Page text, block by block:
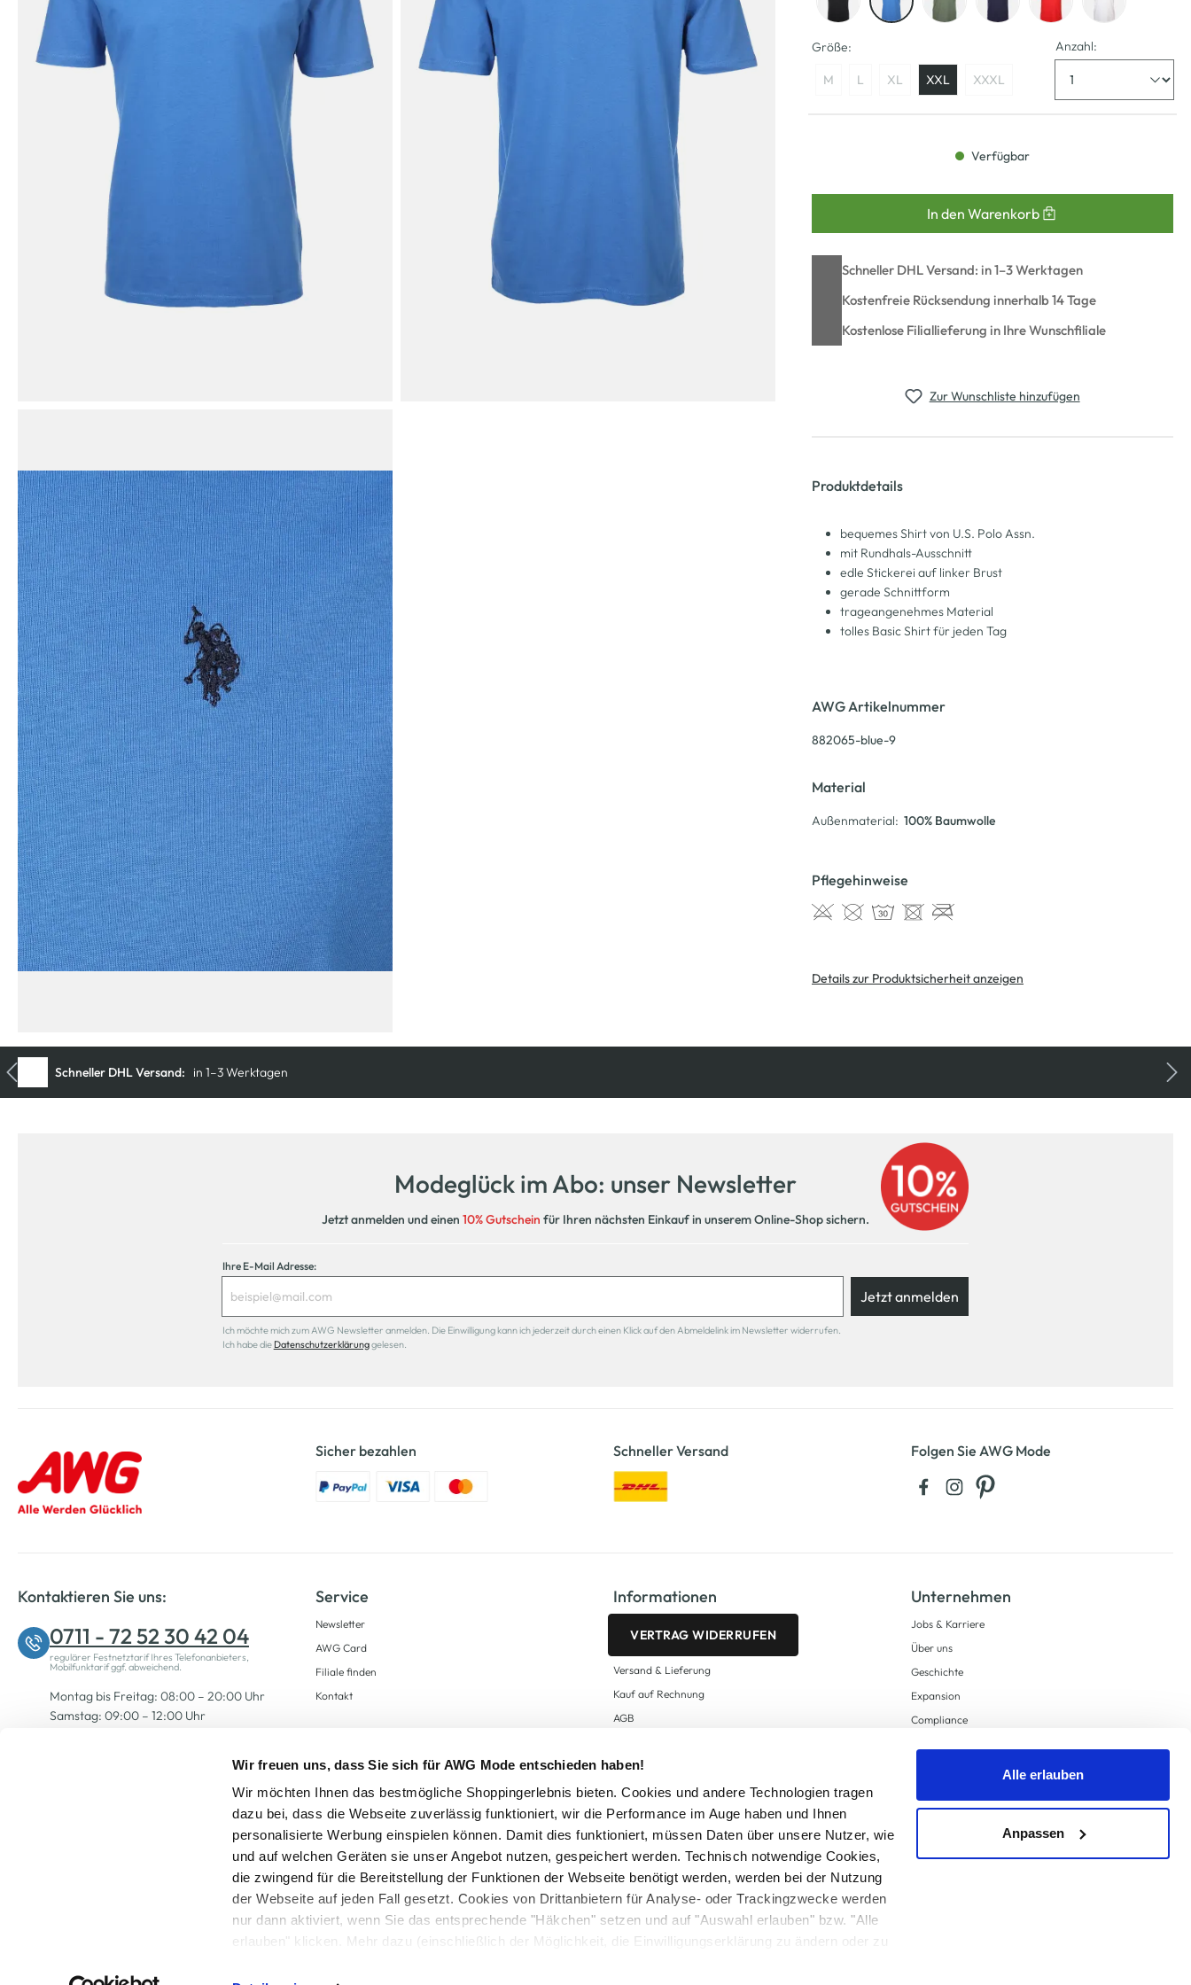
Wir freuen uns, dass Sie sich für AWG Mode entschieden haben!
Wir möchten Ihnen das bestmögliche Shoppingerlebnis bieten. Cookies und andere Technologien tragen
dazu bei, dass die Webseite zuverlässig funktioniert, wir die Performance im Auge haben und Ihnen
personalisierte Werbung einspielen können. Damit dies funktioniert, müssen Daten über unsere Nutzer, wie
und auf welchen Geräten sie unser Angebot nutzen, gespeichert werden. Technisch notwendige Cookies,
die zwingend für die Bereitstellung der Funktionen der Webseite benötigt werden, werden bei der Nutzung
der Webseite auf jeden Fall gesetzt. Cookies von Drittanbietern für Analyse- oder Trackingzwecke werden
nur dann aktiviert, wenn Sie das entsprechende "Häkchen" setzen und auf "Auswahl erlauben" bzw. "Alle
erlauben" klicken. Mehr dazu (einschließlich der Möglichkeit, die Einwilligungserklärung zu ändern oder zu
Alle erlauben
Anpassen
Größe:
M L XL XXL XXXL
Anzahl:
Verfügbar
In den Warenkorb
Schneller DHL Versand: in 1–3 Werktagen
Kostenfreie Rücksendung innerhalb 14 Tage
Kostenlose Filiallieferung in Ihre Wunschfiliale
Zur Wunschliste hinzufügen
Produktdetails
bequemes Shirt von U.S. Polo Assn.
mit Rundhals-Ausschnitt
edle Stickerei auf linker Brust
gerade Schnittform
trageangenehmes Material
tolles Basic Shirt für jeden Tag
AWG Artikelnummer
882065-blue-9
Material
Außenmaterial: 100% Baumwolle
Pflegehinweise
Details zur Produktsicherheit anzeigen
Modeglück im Abo: unser Newsletter
Jetzt anmelden und einen 10% Gutschein für Ihren nächsten Einkauf in unserem Online-Shop sichern.
Ihre E-Mail Adresse:
Jetzt anmelden
Ich möchte mich zum AWG Newsletter anmelden. Die Einwilligung kann ich jederzeit durch einen Klick auf den Abmeldelink im Newsletter widerrufen.
Ich habe die Datenschutzerklärunggelesen.
Sicher bezahlen Schneller Versand Folgen Sie AWG Mode
Kontaktieren Sie uns:
0711 - 72 52 30 42 04
regulärer Festnetztarif Ihres Telefonanbieters,
Mobilfunktarif ggf. abweichend.
Montag bis Freitag: 08:00 – 20:00 Uhr
Samstag: 09:00 – 12:00 Uhr
Service
Newsletter
AWG Card
Filiale finden
Kontakt
Informationen
VERTRAG WIDERRUFEN
Versand & Lieferung
Kauf auf Rechnung
AGB
Zahlungsarten
Datenschutz
AWG CARD Teilnahmebedingungen
Unternehmen
Jobs & Karriere
Über uns
Geschichte
Expansion
Compliance
Supply Chain Due Diligence
Alle Preise inkl. gesetzl. Mehrwertsteuer zzgl.